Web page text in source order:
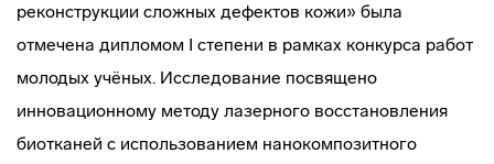
реконструкции сложных дефектов кожи» была
отмечена дипломом I степени в рамках конкурса работ
молодых учёных. Исследование посвящено
инновационному методу лазерного восстановления
биотканей с использованием нанокомпозитного